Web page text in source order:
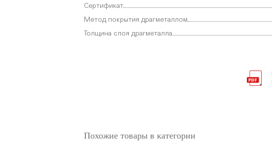
Сертификат
Метод покрытия драгметаллом
Толщина слоя драгметалла
Похожие товары в категории